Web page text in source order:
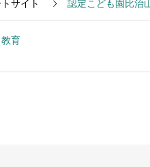
サイト 認定こども園比治
育